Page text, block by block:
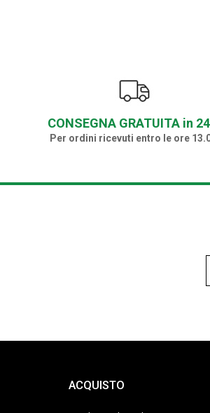
CONSEGNA GRATUITA in
Per ordini ricevuti entro le ore
ACQUISTO